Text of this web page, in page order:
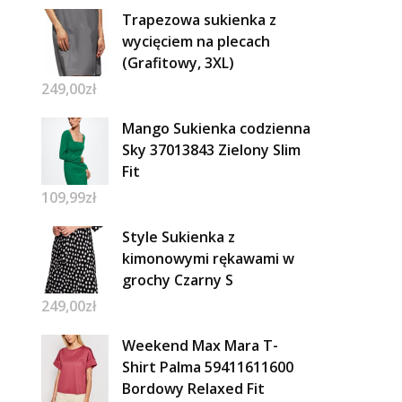
Trapezowa sukienka z
wycięciem na plecach
(Grafitowy, 3XL)
249,00zł
Mango Sukienka codzienna
Sky 37013843 Zielony Slim
Fit
109,99zł
Style Sukienka z
kimonowymi rękawami w
grochy Czarny S
249,00zł
Weekend Max Mara T-
Shirt Palma 59411611600
Bordowy Relaxed Fit